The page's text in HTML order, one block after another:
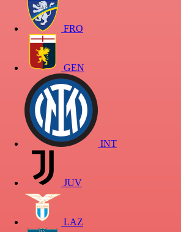
FRO
GEN
INT
JUV
LAZ